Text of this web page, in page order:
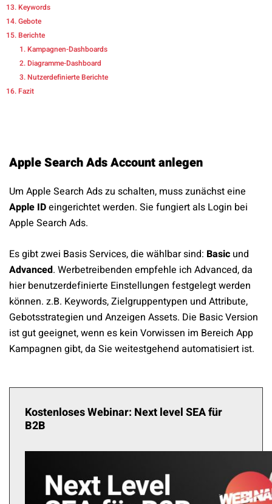
Keywords
Gebote
Berichte
Kampagnen-Dashboards
Diagramme-Dashboard
Nutzerdefinierte Berichte
Fazit
Apple Search Ads Account anlegen
Um Apple Search Ads zu schalten, muss zunächst eine
Apple IDeingerichtet werden. Sie fungiert als Login bei
Apple Search Ads.
Es gibt zwei Basis Services, die wählbar sind: Basic und
Advanced. Werbetreibenden empfehle ich Advanced, da
hier benutzerdefinierte Einstellungen festgelegt werden
können. z.B. Keywords, Zielgruppentypen und Attribute,
Gebotsstrategien und Anzeigen Assets. Die Basic Version
ist gut geeignet, wenn es kein Vorwissen im Bereich App
Kampagnen gibt, da Sie weitestgehend automatisiert ist.
Kostenloses Webinar: Next level SEA für
B2B